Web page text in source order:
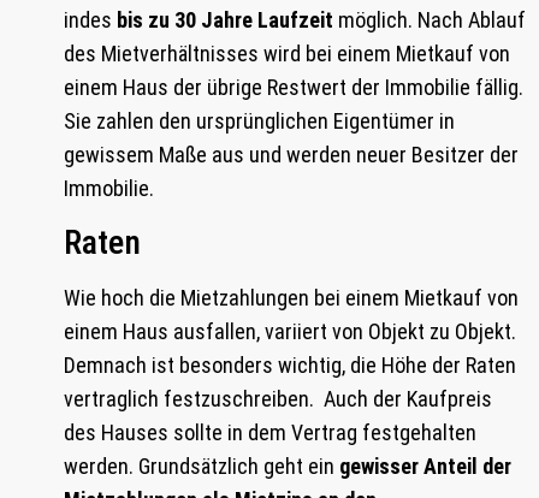
indes bis zu 30 Jahre Laufzeit möglich. Nach Ablauf
des Mietverhältnisses wird bei einem Mietkauf von
einem Haus der übrige Restwert der Immobilie fällig.
Sie zahlen den ursprünglichen Eigentümer in
gewissem Maße aus und werden neuer Besitzer der
Immobilie.
Raten
Wie hoch die Mietzahlungen bei einem Mietkauf von
einem Haus ausfallen, variiert von Objekt zu Objekt.
Demnach ist besonders wichtig, die Höhe der Raten
vertraglich festzuschreiben. Auch der Kaufpreis
des Hauses sollte in dem Vertrag festgehalten
werden. Grundsätzlich geht ein gewisser Anteil der